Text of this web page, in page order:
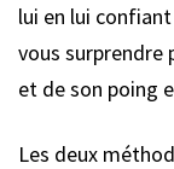
lui en lui
vous surprendre
et de son poing
Les deux